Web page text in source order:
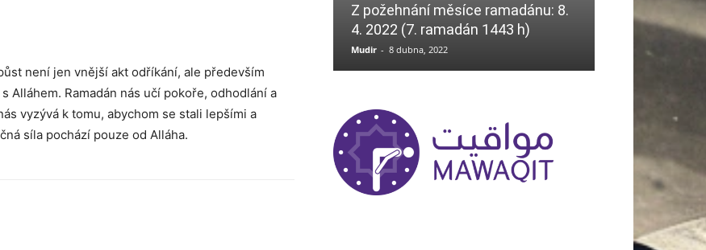
není jen vnější akt odříkání, ale především
Ramadán nás učí pokoře, odhodlání a
vyzývá k tomu, abychom se stali lepšími a
síla pochází pouze od Alláha.
Z požehnání měsíce ramadánu: 8.
4. 2022 (7. ramadán 1443 h)
Mudir - 8 dubna, 2022
Guterres: je
islamofóbií